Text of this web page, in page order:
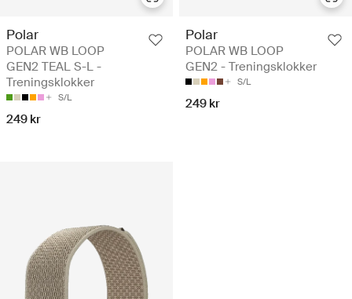
Polar
POLAR WB LOOP
GEN2 TEAL S-L -
Treningsklokker
S/L
249 kr
Polar
POLAR WB LOOP
GEN2 - Treningsklokker
S/L
249 kr